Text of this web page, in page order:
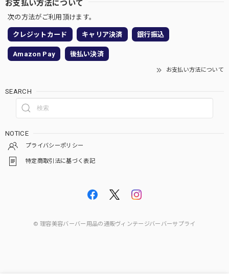
次の方法がご利用頂けます。
クレジットカード キャリア決済 銀行振込
Amazon Pay 後払い決済
お支払い方法について
SEARCH
NOTICE
プライバシーポリシー
特定商取引法に基づく表記
© 理容美容バーバー用品の通販ヴィンテージバーバーサプライ